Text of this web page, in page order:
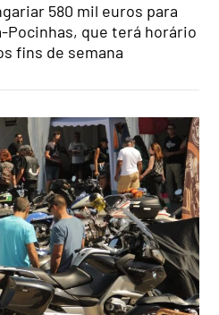
580 mil euros para
Pocinhas, que terá horário
fins de semana